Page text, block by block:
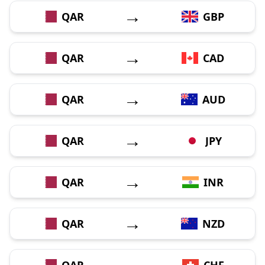
QAR → GBP
QAR → CAD
QAR → AUD
QAR → JPY
QAR → INR
QAR → NZD